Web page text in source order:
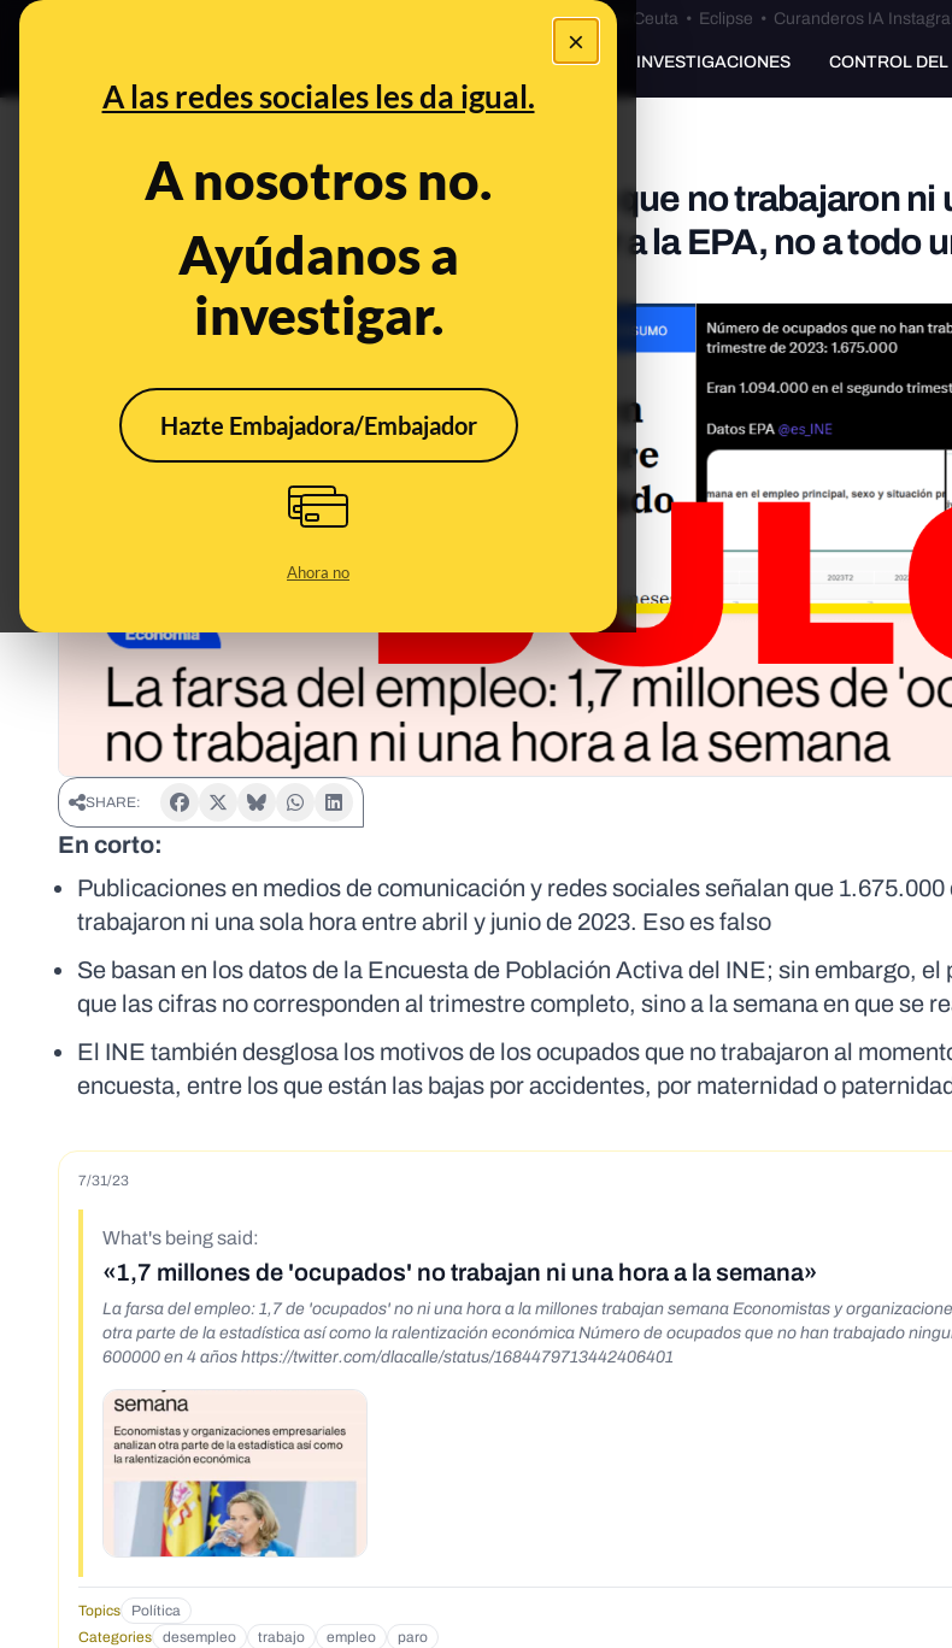
×
A las redes sociales les da igual.
A nosotros no.
Ayúdanos a
investigar.
Hazte Embajadora/Embajador
Ahora no
Especial Ceuta•Bulos Ceuta • Eclipse • Curanderos IA
PREBUNKING INVESTIGACIONES CONTROL DEL
El bulo de los 1.675.000 ocupados que no trabajaron ni
cifra se refiere a la semana anterior a la EPA, no a todo
Jul 31, 2023, 4:54:21 PM
SHARE:
En corto:
Publicaciones en medios de comunicación y redes sociales señalan que 1.675.000
trabajaron ni una sola hora entre abril y junio de 2023. Eso es falso
Se basan en los datos de la Encuesta de Población Activa del INE; sin embargo,
que las cifras no corresponden al trimestre completo, sino a la semana en que se
El INE también desglosa los motivos de los ocupados que no trabajaron al
encuesta, entre los que están las bajas por accidentes, por maternidad o
7/31/23
What's being said:
«1,7 millones de 'ocupados' no trabajan ni una hora a la semana»
La farsa del empleo: 1,7 de 'ocupados' no ni una hora a la millones trabajan semana Economistas y
otra parte de la estadística así como la ralentización económica Número de ocupados que no han trabajado
600000 en 4 años https://twitter.com/dlacalle/status/1684479713442406401
Topics Política
Categories
desempleo trabajo empleo
paro